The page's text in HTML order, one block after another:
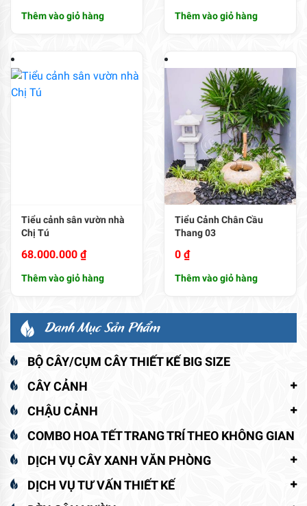
Thêm vào giỏ hàng Thêm vào giỏ hàng
Tiểu cảnh sân vườn nhà
Chị Tú
68.000.000 ₫
Thêm vào giỏ hàng
Tiểu Cảnh Chân Cầu
Thang 03
0 ₫
Thêm vào giỏ hàng
Danh Mục Sản Phẩm
BỘ CÂY/CỤM CÂY THIẾT KẾ BIG SIZE
CÂY CẢNH
CHẬU CẢNH
COMBO HOA TẾT TRANG TRÍ THEO KHÔNG GIAN
DỊCH VỤ CÂY XANH VĂN PHÒNG
DỊCH VỤ TƯ VẤN THIẾT KẾ